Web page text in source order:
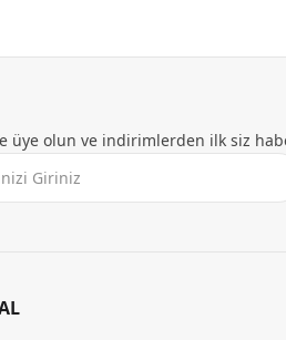
üye olun ve indirimlerden ilk siz